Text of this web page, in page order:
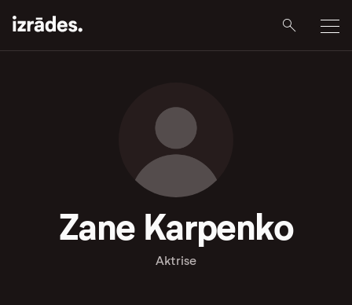
Zane Karpenko
Aktrise